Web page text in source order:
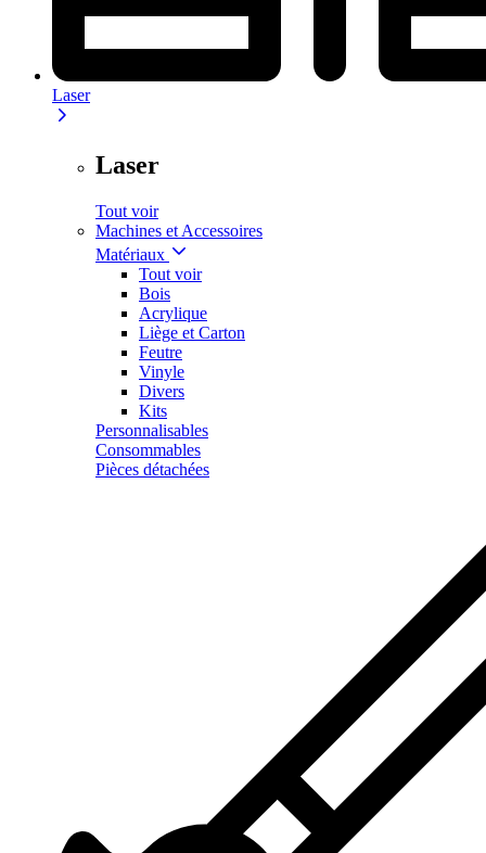
Laser
Laser
Tout voir
Machines et Accessoires
Matériaux
Tout voir
Bois
Acrylique
Liège et Carton
Feutre
Vinyle
Divers
Kits
Personnalisables
Consommables
Pièces détachées